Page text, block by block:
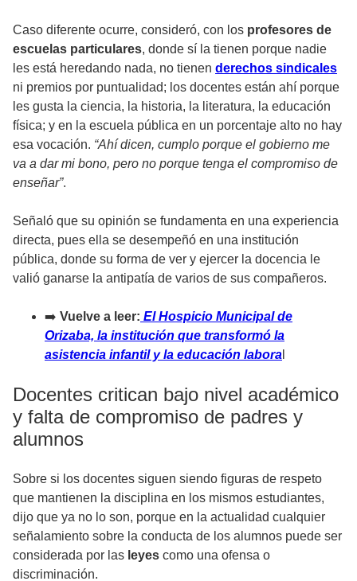
Caso diferente ocurre, consideró, con los profesores de
escuelas particulares, donde sí la tienen porque nadie
les está heredando nada, no tienen derechos sindicales
ni premios por puntualidad; los docentes están ahí porque
les gusta la ciencia, la historia, la literatura, la educación
física; y en la escuela pública en un porcentaje alto no hay
esa vocación. “Ahí dicen, cumplo porque el gobierno me
va a dar mi bono, pero no porque tenga el compromiso de
enseñar”.
Señaló que su opinión se fundamenta en una experiencia
directa, pues ella se desempeñó en una institución
pública, donde su forma de ver y ejercer la docencia le
valió ganarse la antipatía de varios de sus compañeros.
➡️ Vuelve a leer: El Hospicio Municipal de
Orizaba, la institución que transformó la
asistencia infantil y la educación labora
Docentes critican bajo nivel académico
y falta de compromiso de padres y
alumnos
Sobre si los docentes siguen siendo figuras de respeto
que mantienen la disciplina en los mismos estudiantes,
dijo que ya no lo son, porque en la actualidad cualquier
señalamiento sobre la conducta de los alumnos puede ser
considerada por las leyes como una ofensa o
discriminación.